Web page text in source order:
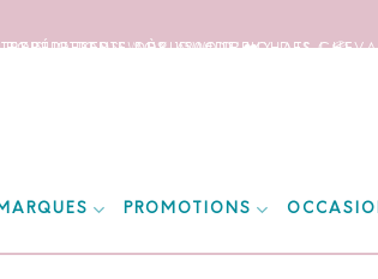
SITE DEDIE AUX AMOUREUX DES
OFFERTS DÈS 150€ D’ACHATS ! 📦
WORLDWIDE ❤️
PROMOTIONS